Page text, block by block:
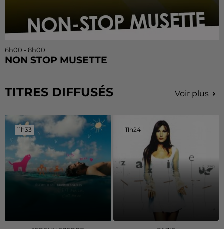
6h00 - 8h00
NON STOP MUSETTE
TITRES DIFFUSÉS Voir plus
11h33
11h33 11h24
11h24